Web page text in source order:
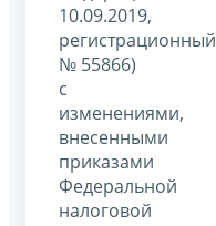
10.09.2019,
регистрационный
№ 55866)
с
изменениями,
внесенными
приказами
Федеральной
налоговой